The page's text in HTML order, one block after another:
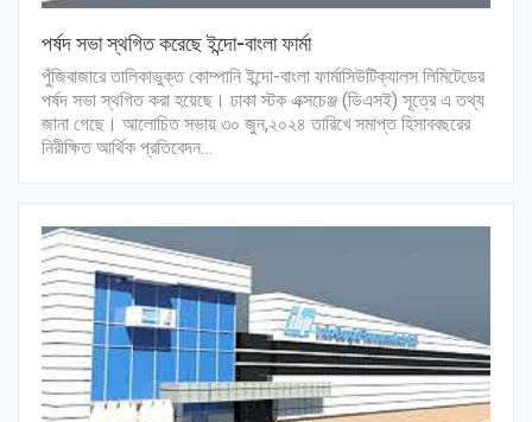
পর্ষদ সভা স্থগিত করেছে ইন্দো-বাংলা ফার্মা
পুঁজিবাজারে তালিকাভুক্ত কোম্পানি ইন্দো-বাংলা ফার্মাসিউটিক্যালস লিমিটেডের
পর্ষদ সভা স্থগিত করা হয়েছে। ঢাকা স্টক এক্সচেঞ্জ (ডিএসই) সূত্রে এ তথ্য
জানা গেছে। আলোচিত সভায় ৩০ জুন,২০২৪ তারিখে সমাপ্ত হিসাববছরের
নিরীক্ষিত আর্থিক প্রতিবেদন…